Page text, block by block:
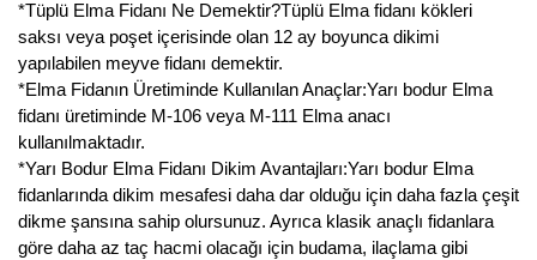
*Tüplü Elma Fidanı Ne Demektir?Tüplü Elma fidanı kökleri
saksı veya poşet içerisinde olan 12 ay boyunca dikimi
yapılabilen meyve fidanı demektir.
*Elma Fidanın Üretiminde Kullanılan Anaçlar:Yarı bodur Elma
fidanı üretiminde M-106 veya M-111 Elma anacı
kullanılmaktadır.
*Yarı Bodur Elma Fidanı Dikim Avantajları:Yarı bodur Elma
fidanlarında dikim mesafesi daha dar olduğu için daha fazla çeşit
dikme şansına sahip olursunuz. Ayrıca klasik anaçlı fidanlara
göre daha az taç hacmi olacağı için budama, ilaçlama gibi
Longan Fidanı
Malta Eriği Fidanı
Mango Fidanı
Melez Meyveler
Murt Fidanı